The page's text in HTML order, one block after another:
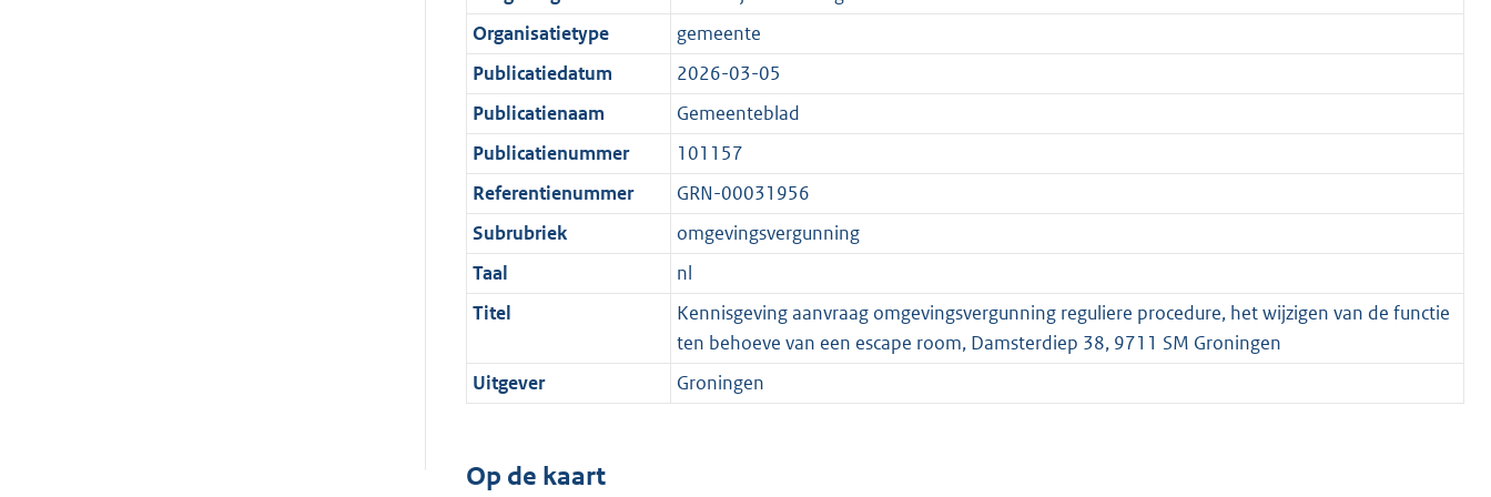
Organisatietype
gemeente
Publicatiedatum
2026-03-05
Publicatienaam
Gemeenteblad
Publicatienummer
101157
Referentienummer
GRN-00031956
Subrubriek
omgevingsvergunning
Taal
nl
Titel
Kennisgeving aanvraag omgevingsvergunning reguliere procedure, het wijzigen van de functie
ten behoeve van een escape room, Damsterdiep 38, 9711 SM Groningen
Uitgever
Groningen
Op de kaart